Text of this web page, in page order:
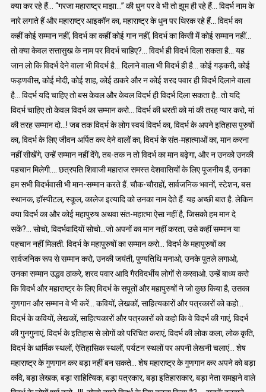
क्या कर रहे हैं… “गरजा महाराष्ट्र माझा…” की धुन पर वे भी तो झूम ही रहे हैं… विदर्भ नाम के
नारे लगाते हैं और महाराष्ट्र आइकॉन का, महाराष्ट्र के धुन पर थिरक रहे हैं… विदर्भ का
कहीं कोई सम्मान नहीं, विदर्भ का कहीं कोई गान नहीं, विदर्भ का किसी में कोई सम्मान नहीं…
तो क्या केवल सत्तासुख के नाम पर विदर्भ चाहिए?… विदर्भ ही विदर्भ दिला सकता है… यह
जान लो कि विदर्भ देने वाला भी विदर्भ है… दिलाने वाला भी विदर्भ ही है… कोई गड़करी, कोई
फड़णवीस, कोई मोदी, कोई शाह, कोई ठाकरे और न कोई शरद पवार ही विदर्भ दिलाने वाला
है… विदर्भ यदि चाहिए तो बस केवल और केवल विदर्भ ही विदर्भ दिला सकता है…तो यदि
विदर्भ चाहिए तो केवल विदर्भ का सम्मान करो… विदर्भ की धरती को मां की तरह प्यार करो, मां
की तरह सम्मान दो…! जब तक विदर्भ के लोग स्वयं विदर्भ का, विदर्भ के अपने इतिहास पुरुषों
का, विदर्भ के लिए जीवन अर्पित कर देने वालों का, विदर्भ के संत-महात्माओं का, मान करना
नहीं सीखेंगे, उन्हें सम्मान नहीं देंगे, तब-तक न तो विदर्भ का मान बढ़ेगा, और न उनको उनकी
पहचान मिलेगी…. छत्रपति शिवाजी महाराज समस्त देशवासियों के लिए पूजनीय हैं, उनका
हम सभी विदर्भवासी भी मान-सम्मान करते हैं. चौक-चौराहों, सार्वजनिक भवनों, स्टेशन, बस
स्थानक, हॉस्पीटल, स्कूल, कालेज इत्यादि को उनका नाम देते हैं. यह अच्छी बात है. लेकिन
क्या विदर्भ का और कोई महापुरुष अथवा संत-महात्मा ऐसा नहीं है, जिसको हम मान दे
सकें?… सोचो, विदर्भवादियों सोचो…जो अपनों का मान नहीं करता, उसे कहीं सम्मान या
पहचान नहीं मिलती. विदर्भ के महापुरुषों का सम्मान करो… विदर्भ के महापुरुषों का
सार्वजनिक रूप से सम्मान करो, उनकी जयंती, पुण्यतिथि मनाओ, उनके पुतले लगाओ,
उनका सम्मान उद्धव ठाकरे, शरद पवार आदि गैरविदर्भीय लोगों से करवाओ. उन्हें बाध्य करो
कि विदर्भ और महाराष्ट्र के लिए विदर्भ के सपूतों और महापुरुषों ने जो कुछ किया है, उसका
गुणगान और सम्मान वे भी करें… कवियों, लेखकों, साहित्यकारों और पत्रकारों को कहो…
विदर्भ के कवियों, लेखकों, साहित्यकारों और पत्रकारों को कहो कि वे विदर्भ की गाएं, विदर्भ
की गुनगुनाएं, विदर्भ के इतिहास से लोगों को परिचित कराएं, विदर्भ की लोक कला, लोक कृति,
विदर्भ के धार्मिक स्थलों, ऐतिहासिक स्थलों, पर्यटन स्थलों पर अपनी लेखनी चलाएं… शेष
महाराष्ट्र के गुणगान कर बड़ा नहीं बन सकते… शेष महाराष्ट्र के गुणगान कर अपने को बड़ा
कवि, बड़ा लेखक, बड़ा साहित्यिक, बड़ा पत्रकार, बड़ा इतिहासकार, बड़ा नेता समझने वाले